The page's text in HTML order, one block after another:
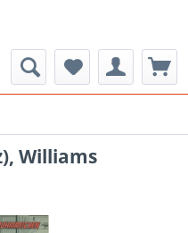
Williams